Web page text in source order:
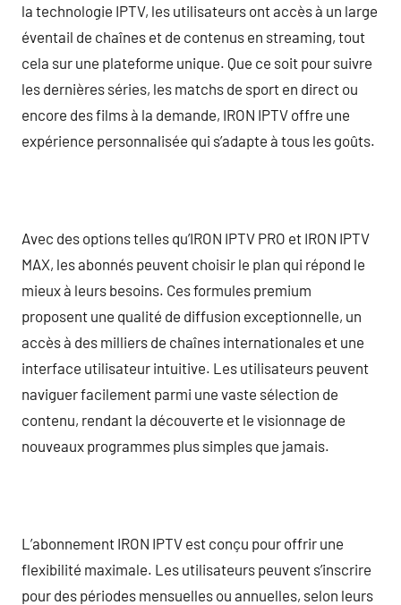
la technologie IPTV, les utilisateurs ont accès à un large
éventail de chaînes et de contenus en streaming, tout
cela sur une plateforme unique. Que ce soit pour suivre
les dernières séries, les matchs de sport en direct ou
encore des films à la demande, IRON IPTV offre une
expérience personnalisée qui s’adapte à tous les goûts.
Avec des options telles qu’IRON IPTV PRO et IRON IPTV
MAX, les abonnés peuvent choisir le plan qui répond le
mieux à leurs besoins. Ces formules premium
proposent une qualité de diffusion exceptionnelle, un
accès à des milliers de chaînes internationales et une
interface utilisateur intuitive. Les utilisateurs peuvent
naviguer facilement parmi une vaste sélection de
contenu, rendant la découverte et le visionnage de
nouveaux programmes plus simples que jamais.
L’abonnement IRON IPTV est conçu pour offrir une
flexibilité maximale. Les utilisateurs peuvent s’inscrire
pour des périodes mensuelles ou annuelles, selon leurs